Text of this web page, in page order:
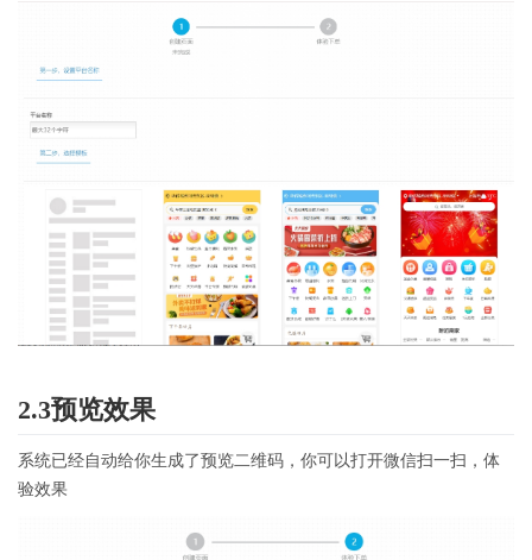
2.3预览效果
系统已经自动给你生成了预览二维码，你可以打开微信扫一扫，体
验效果